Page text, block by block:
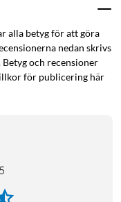
alla betyg för att göra
nedan skrivs
och recensioner
för publicering här